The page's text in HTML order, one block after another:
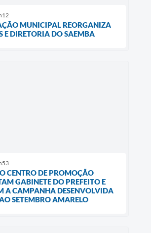
MUNICIPAL REORGANIZA
E DIRETORIA DO SAEMBA
CENTRO DE PROMOÇÃO
GABINETE DO PREFEITO E
A CAMPANHA DESENVOLVIDA
SETEMBRO AMARELO